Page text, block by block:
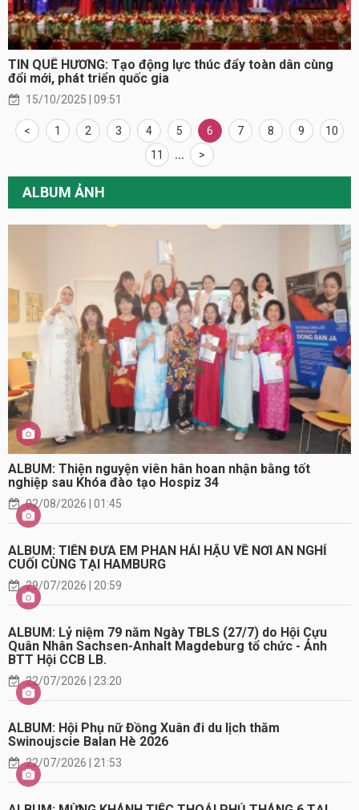
TIN QUÊ HƯƠNG: Tạo động lực thúc đẩy toàn dân cùng
đổi mới, phát triển quốc gia
15/10/2025 | 09:51
< 1 2 3 4 5 6 7 8 9
10
11
... >
ALBUM ẢNH
ALBUM: Thiện nguyện viên hân hoan nhận bằng tốt
nghiệp sau Khóa đào tạo Hospiz 34
02/08/2026 | 01:45
ALBUM: TIỄN ĐƯA EM PHAN HẢI HẬU VỀ NƠI AN NGHỈ
CUỐI CÙNG TẠI HAMBURG
29/07/2026 | 20:59
ALBUM: Lỷ niệm 79 năm Ngày TBLS (27/7) do Hội Cựu
Quân Nhân Sachsen-Anhalt Magdeburg tổ chức - Ảnh
BTT Hội CCB LB.
22/07/2026 | 23:20
ALBUM: Hội Phụ nữ Đồng Xuân đi du lịch thăm
Swinoujscie Balan Hè 2026
22/07/2026 | 21:53